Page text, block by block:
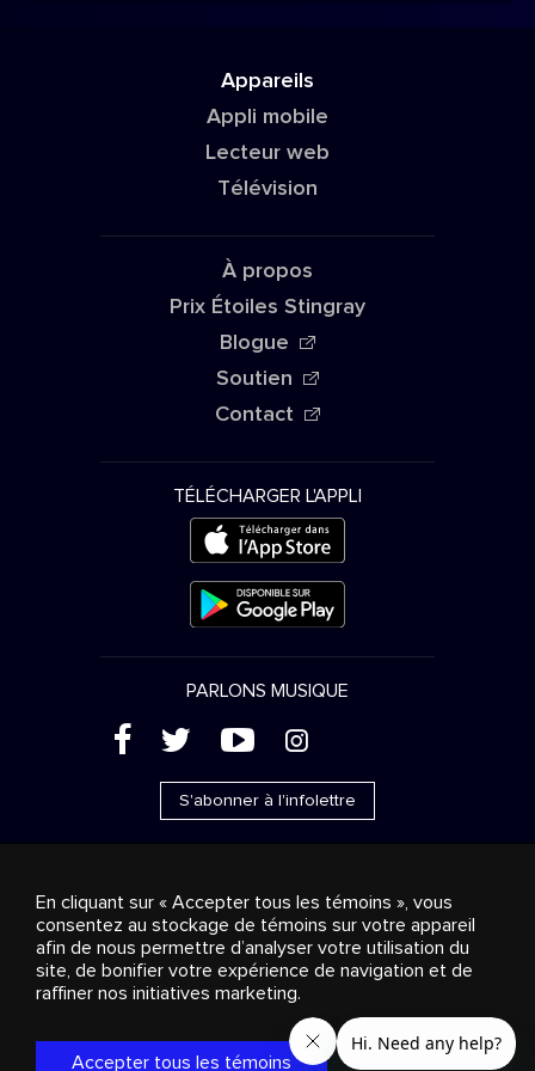
Appareils
Appli mobile
Lecteur web
Télévision
À propos
Prix Étoiles Stingray
Blogue
Soutien
Contact
TÉLÉCHARGER L'APPLI
PARLONS MUSIQUE
( ' + &
S'abonner à l'infolettre
Ventes publicitaires
Diffusion & distribution
Consommateurs
Solutions d’affaires Radio
propos
Cookies settings
© 2018-2025 Groupe Stingray Inc. Tous droits réservés.
, VOS AMBIANCES MUSICALES
et les autres
marques et logos reliés sont des marques de commerce du
En cliquant sur « Accepter tous les témoins », vous
consentez au stockage de témoins sur votre appareil
afin de nous permettre d’analyser votre utilisation du
site, de bonifier votre expérience de navigation et de
raffiner nos initiatives marketing.
Accepter tous les témoins